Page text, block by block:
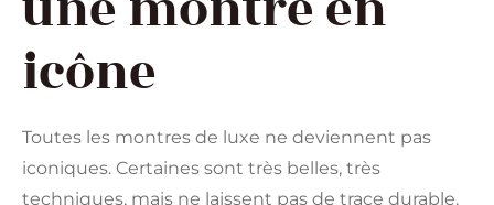
icône
Toutes les montres de luxe ne deviennent pas
iconiques. Certaines sont très belles, très
techniques, mais ne laissent pas de trace durable.